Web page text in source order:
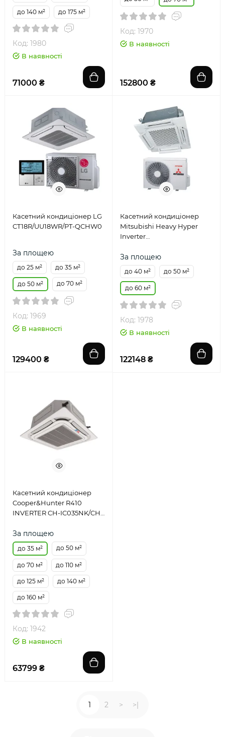
до 140 м² до 175 м²
Код: 1980
В наявності
71000 ₴
Код: 1970
В наявності
152800 ₴
Касетний кондиціонер LG
CT18R/UU18WR/PT-QCHW0
За площею
до 25 м² до 35 м²
до 50 м² до 70 м²
Код: 1969
В наявності
129400 ₴
Касетний кондиціонер
Mitsubishi Heavy Hyper
Inverter
За площею
до 40 м² до 50 м²
до 60 м²
Код: 1978
В наявності
122148 ₴
Касетний кондиціонер
Cooper&Hunter R410
INVERTER CH-IC035NK/CH-
За площею
до 35 м² до 50 м²
до 70 м² до 110 м²
до 125 м² до 140 м²
до 160 м²
Код: 1942
В наявності
63799 ₴
1 2 > >|